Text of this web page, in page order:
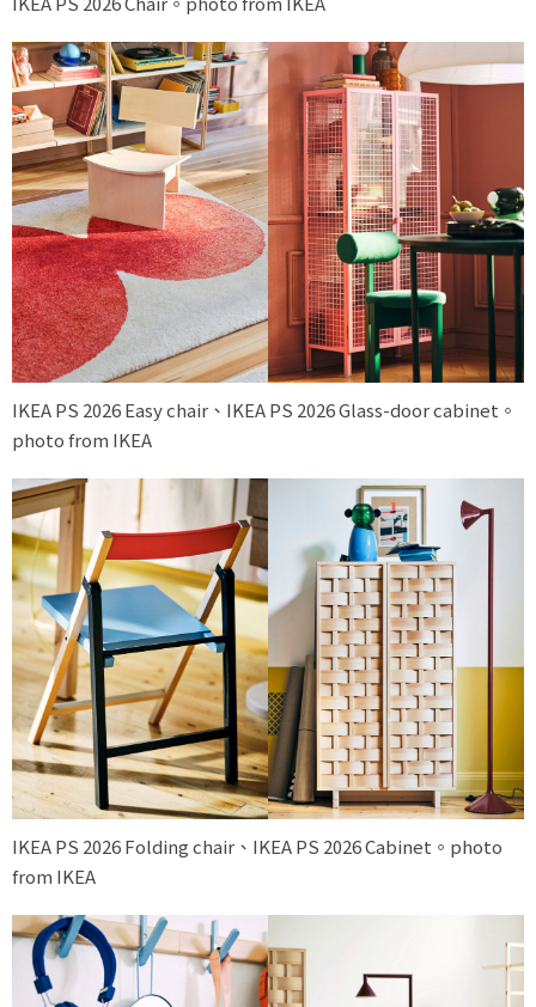
IKEA PS 2026 Easy chair、IKEA PS 2026 Glass-door cabinet。
photo from IKEA
IKEA PS 2026 Folding chair、IKEA PS 2026 Cabinet。photo
from IKEA